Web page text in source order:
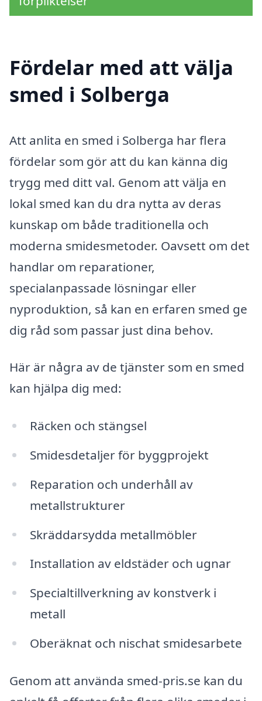
Fördelar med att välja
smed i Solberga
Att anlita en smed i Solberga har flera
fördelar som gör att du kan känna dig
trygg med ditt val. Genom att välja en
lokal smed kan du dra nytta av deras
kunskap om både traditionella och
moderna smidesmetoder. Oavsett om det
handlar om reparationer,
specialanpassade lösningar eller
nyproduktion, så kan en erfaren smed ge
dig råd som passar just dina behov.
Här är några av de tjänster som en smed
kan hjälpa dig med:
Räcken och stängsel
Smidesdetaljer för byggprojekt
Reparation och underhåll av
metallstrukturer
Skräddarsydda metallmöbler
Installation av eldstäder och ugnar
Specialtillverkning av konstverk i
metall
Oberäknat och nischat smidesarbete
Genom att använda smed-pris.se kan du